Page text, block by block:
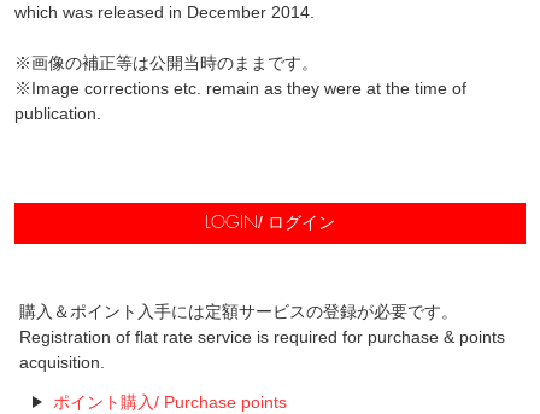
which was released in December 2014.
※画像の補正等は公開当時のままです。
※Image corrections etc. remain as they were at the time of
publication.
LOGIN/ ログイン
購入＆ポイント入手には定額サービスの登録が必要です。
Registration of flat rate service is required for purchase & points
acquisition.
ポイント購入/ Purchase points